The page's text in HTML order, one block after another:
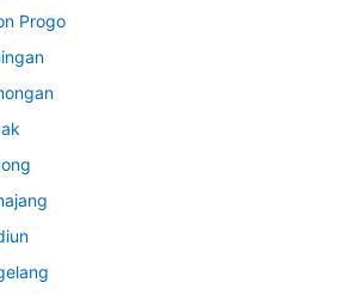
Progo